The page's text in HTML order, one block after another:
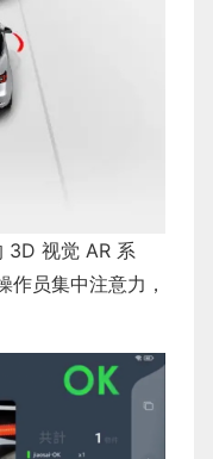
3D 视觉 AR 系
作员集中注意力，